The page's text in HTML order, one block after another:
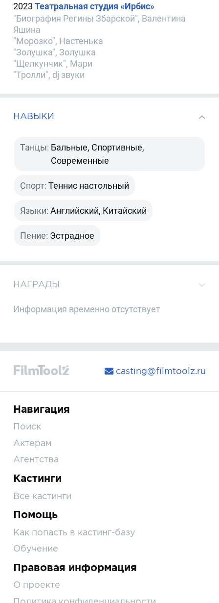
2023Театральная студия «Ирбис»
"Биография Регины Збарской", Валентина
Яшина
"Морозко", Настенька
"Золушка", Золушка
"Щелкунчик", Мари
"Тролли", dj звуки
НАВЫКИ
Танцы: Бальные, Спортивные,
Современные
Спорт: Теннис настольный
Языки: Английский, Китайский
Пение: Эстрадное
НАГРАДЫ
Информация временно отсутствует
casting@filmtoolz.ru
Навигация
Поиск
Актерам
Агентства
Кастинги
Все кастинги
Помощь
Как попасть в кастинг-базу
Обучение
Правовая информация
О проекте